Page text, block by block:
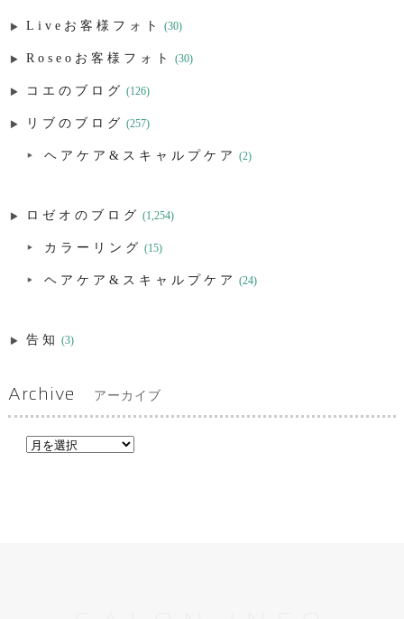
Liveお客様フォト (30)
Roseoお客様フォト (30)
コエのブログ (126)
リブのブログ (257)
ヘアケア&スキャルプケア (2)
ロゼオのブログ (1,254)
カラーリング (15)
ヘアケア&スキャルプケア (24)
告知 (3)
Archive アーカイブ